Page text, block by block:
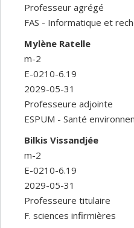
Professeur agrégé
FAS - Informatique et
Mylène Ratelle
m-2
E-0210-6.19
2029-05-31
Professeure adjointe
ESPUM - Santé
Bilkis Vissandjée
m-2
E-0210-6.19
2029-05-31
Professeure titulaire
F. sciences infirmières